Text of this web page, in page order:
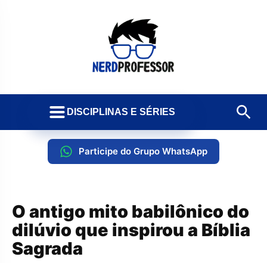
DISCIPLINAS E SÉRIES
Participe do Grupo WhatsApp
O antigo mito babilônico do
dilúvio que inspirou a Bíblia
Sagrada